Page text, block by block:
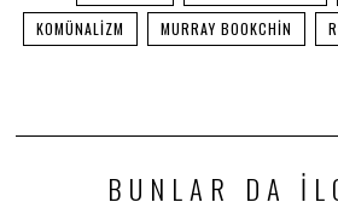
KOMÜNALIZM
MURRAY BOOKCHIN
BUNLAR DA